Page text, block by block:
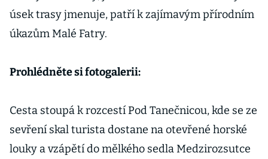
úsek trasy jmenuje, patří k zajímavým přírodním
úkazům Malé Fatry.
Prohlédněte si fotogalerii:
Cesta stoupá k rozcestí Pod Tanečnicou, kde se ze
sevření skal turista dostane na otevřené horské
louky a vzápětí do mělkého sedla Medzirozsutce